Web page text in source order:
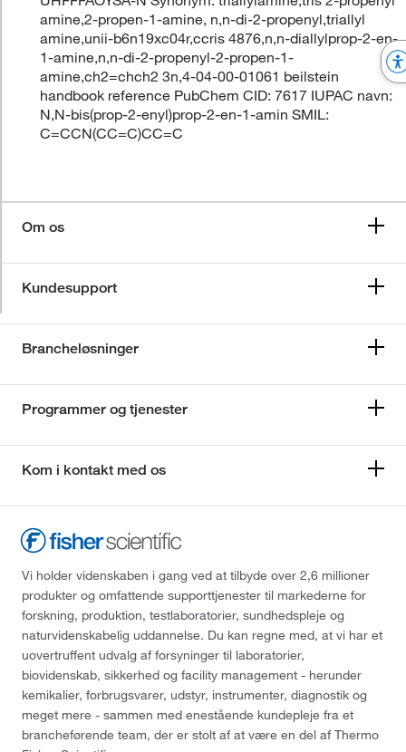
amine,2-propen-1-amine, n,n-di-2-propenyl,triallyl
amine,unii-b6n19xc04r,ccris 4876,n,n-diallylprop-2-en-
1-amine,n,n-di-2-propenyl-2-propen-1-
amine,ch2=chch2 3n,4-04-00-01061 beilstein
handbook reference PubChem CID: 7617 IUPAC navn:
N,N-bis(prop-2-enyl)prop-2-en-1-amin SMIL:
C=CCN(CC=C)CC=C
Om os
Kundesupport
Brancheløsninger
Programmer og tjenester
Kom i kontakt med os
Vi holder videnskaben i gang ved at tilbyde over 2,6 millioner
produkter og omfattende supporttjenester til markederne for
forskning, produktion, testlaboratorier, sundhedspleje og
naturvidenskabelig uddannelse. Du kan regne med, at vi har et
uovertruffent udvalg af forsyninger til laboratorier,
biovidenskab, sikkerhed og facility management - herunder
kemikalier, forbrugsvarer, udstyr, instrumenter, diagnostik og
meget mere - sammen med enestående kundepleje fra et
brancheførende team, der er stolt af at være en del af Thermo